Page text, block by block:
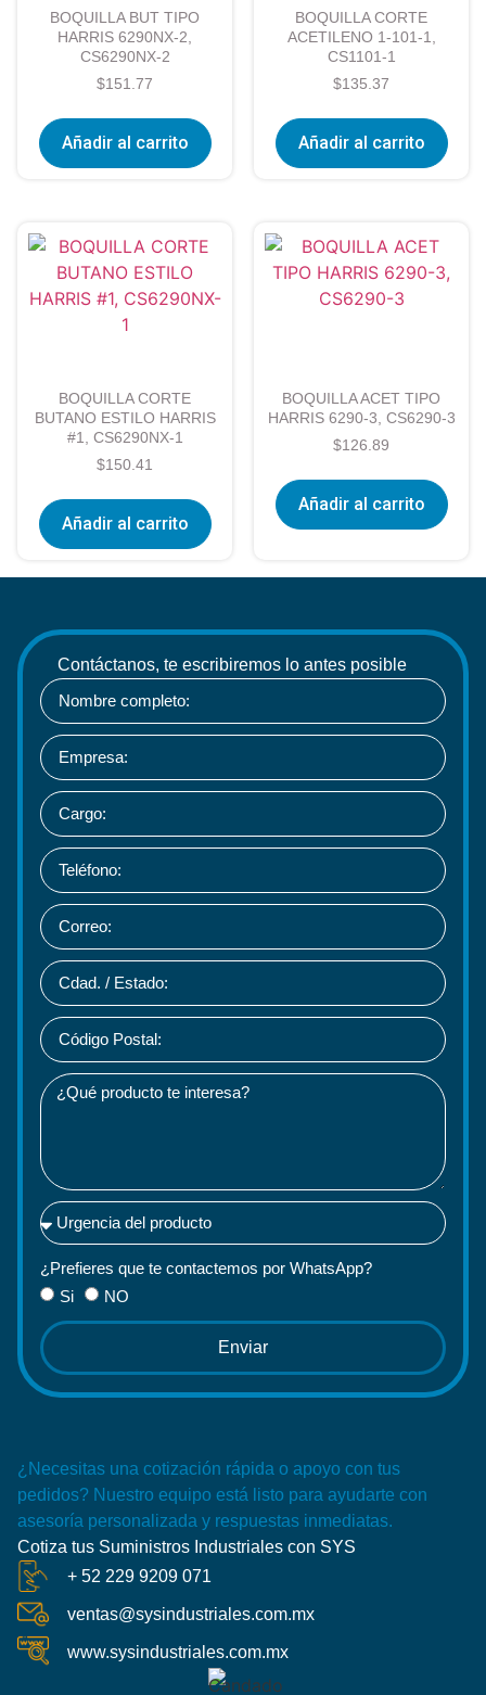
BOQUILLA BUT TIPO
HARRIS 6290NX-2,
CS6290NX-2
$151.77
Añadir al carrito
BOQUILLA CORTE
ACETILENO 1-101-1,
CS1101-1
$135.37
Añadir al carrito
BOQUILLA CORTE
BUTANO ESTILO HARRIS
#1, CS6290NX-1
$150.41
Añadir al carrito
BOQUILLA ACET TIPO
HARRIS 6290-3, CS6290-3
$126.89
Añadir al carrito
¿Necesitas una cotización rápida o apoyo con tus
pedidos? Nuestro equipo está listo para ayudarte con
asesoría personalizada y respuestas inmediatas.
Cotiza tus Suministros Industriales con SYS
+ 52 229 9209 071
ventas@sysindustriales.com.mx
www.sysindustriales.com.mx
Contáctanos, te escribiremos lo antes posible
¿Prefieres que te contactemos por WhatsApp?
Si
NO
Enviar